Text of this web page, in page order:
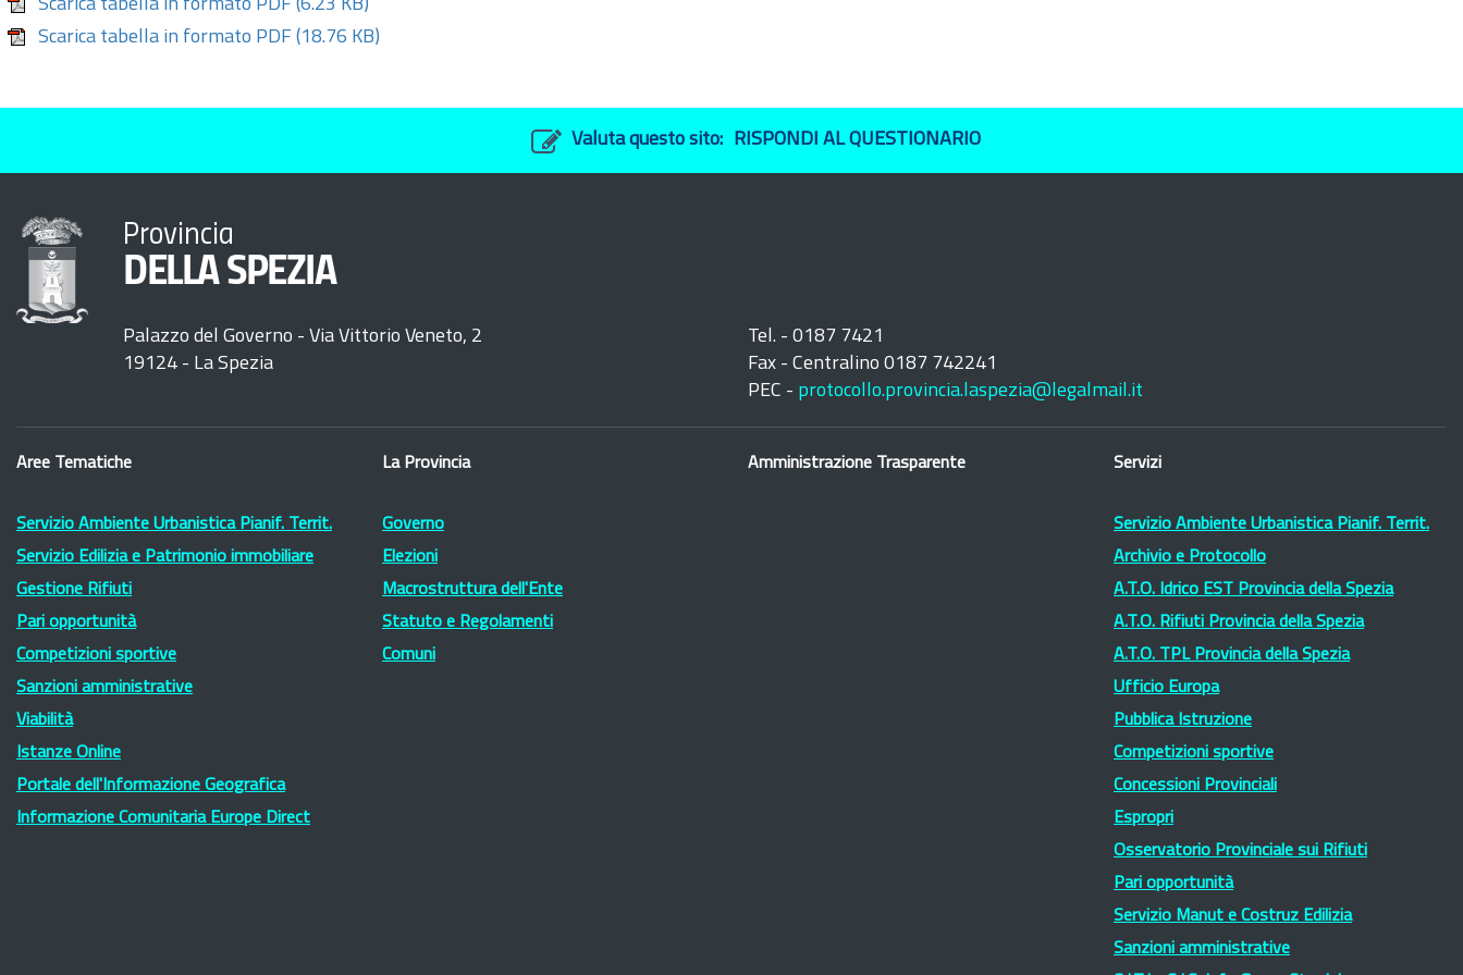
Scarica tabella in formato PDF (6.23 KB)
Scarica tabella in formato PDF (18.76 KB)
Valuta questo sito: RISPONDI AL QUESTIONARIO
Provincia
DELLA SPEZIA
Palazzo del Governo - Via Vittorio Veneto, 2
19124 - La Spezia
Tel. - 0187 7421
Fax - Centralino 0187 742241
PEC - protocollo.provincia.laspezia@legalmail.it
Aree Tematiche
Servizio Ambiente Urbanistica Pianif. Territ.
Servizio Edilizia e Patrimonio immobiliare
Gestione Rifiuti
Pari opportunità
Competizioni sportive
Sanzioni amministrative
Viabilità
Istanze Online
Portale dell'Informazione Geografica
Informazione Comunitaria Europe Direct
La Provincia
Governo
Elezioni
Macrostruttura dell'Ente
Statuto e Regolamenti
Comuni
Amministrazione Trasparente Servizi
Servizio Ambiente Urbanistica Pianif. Territ.
Archivio e Protocollo
A.T.O. Idrico EST Provincia della Spezia
A.T.O. Rifiuti Provincia della Spezia
A.T.O. TPL Provincia della Spezia
Ufficio Europa
Pubblica Istruzione
Competizioni sportive
Concessioni Provinciali
Espropri
Osservatorio Provinciale sui Rifiuti
Pari opportunità
Servizio Manut e Costruz Edilizia
Sanzioni amministrative